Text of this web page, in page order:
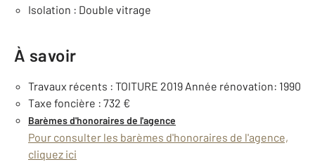
Isolation : Double vitrage
À savoir
Travaux récents : TOITURE 2019 Année rénovation: 1990
Taxe foncière : 732 €
Barèmes d'honoraires de l'agence
Pour consulter les barèmes d'honoraires de l'agence,
cliquez ici